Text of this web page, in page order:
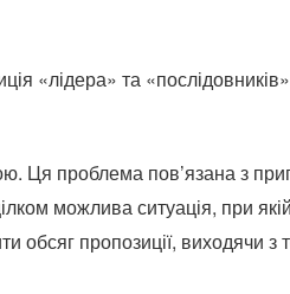
«лідера» та
Ця проблема пов’язана з
можлива ситуація, при
обсяг пропозиції, виходячи з